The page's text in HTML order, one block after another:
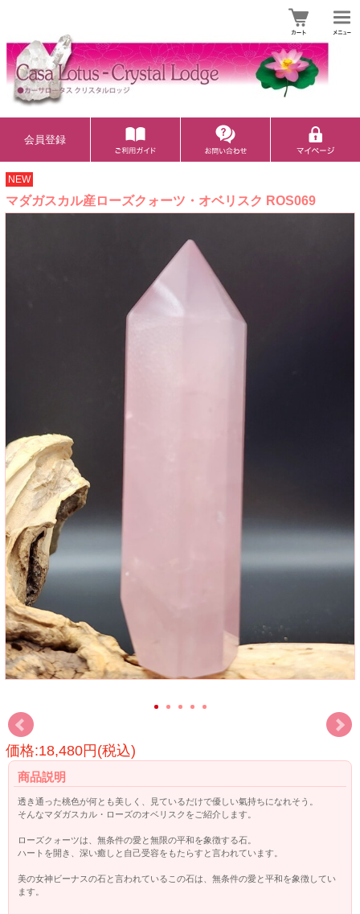
会員登録
NEW
マダガスカル産ローズクォーツ・オベリスク ROS069
価格:18,480円(税込)
商品説明
透き通った桃色が何とも美しく、見ているだけで優しい氣持ちになれそう。
そんなマダガスカル・ローズのオベリスクをご紹介します。
ローズクォーツは、無条件の愛と無限の平和を象徴する石。
ハートを開き、深い癒しと自己受容をもたらすと言われています。
美の女神ビーナスの石と言われているこの石は、無条件の愛と平和を象徴してい
ます。